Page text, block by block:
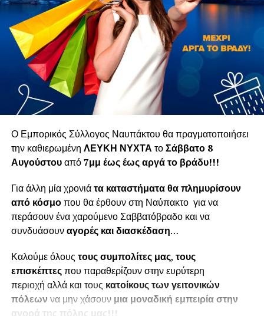
Ο Εμπορικός Σύλλογος Ναυπάκτου θα πραγματοποιήσει
την καθιερωμένη ΛΕΥΚΗ ΝΥΧΤΑ τοΣάββατο 8
Αυγούστουαπό7μμ έως έως αργά το βράδυ!!!
Για άλλη μία χρονιάτα καταστήματα θα πλημυρίσουν
από κόσμοπου θα έρθουν στη Ναύπακτο για να
περάσουν ένα χαρούμενο Σαββατόβραδο και να
συνδυάσουναγορές και διασκέδαση…
Καλούμε όλους τους συμπολίτες μας, τους
επισκέπτεςπου παραθερίζουν στην ευρύτερη
περιοχή αλλά και τους κατοίκους των γειτονικών
πόλεων να μην χάσουν μια μοναδική εμπειρία στην
αγορά της πόλης μας!!!